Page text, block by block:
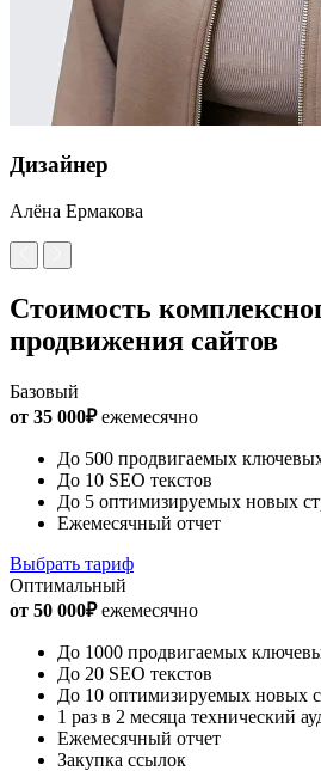
Дизайнер
Алёна Ермакова
Стоимость
продвижения сайтов
Базовый
от 35 000₽ежемесячно
До 500 продвигаемых
До 10 SEO текстов
До 5 оптимизируемых новых
Ежемесячный отчет
Выбрать тариф
Оптимальный
от 50 000₽ежемесячно
До 1000 продвигаемых
До 20 SEO текстов
До 10 оптимизируемых новых
1 раз в 2 месяца технический
Ежемесячный отчет
Закупка ссылок